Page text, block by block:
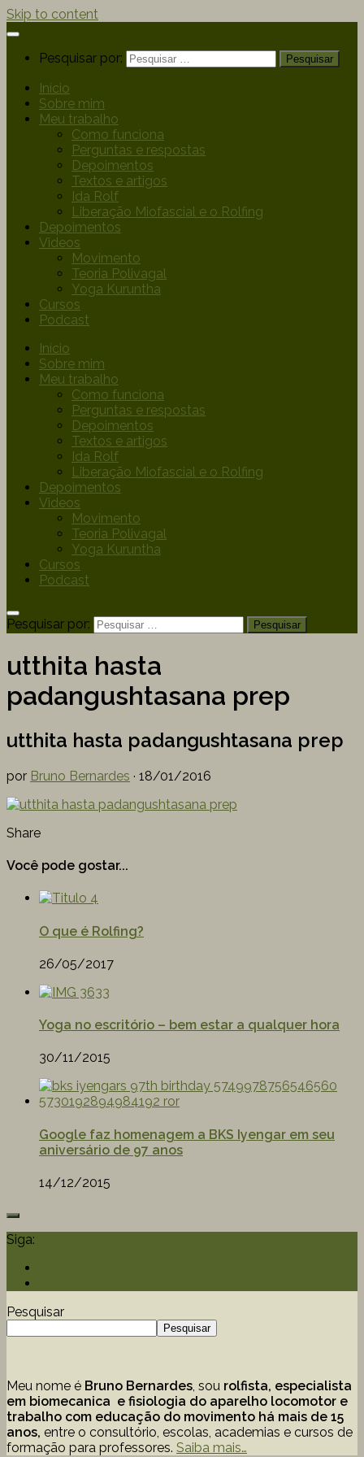
Skip to content
Pesquisar por:
Início
Sobre mim
Meu trabalho
Como funciona
Perguntas e respostas
Depoimentos
Textos e artigos
Ida Rolf
Liberação Miofascial e o Rolfing
Depoimentos
Videos
Movimento
Teoria Polivagal
Yoga Kuruntha
Cursos
Podcast
Início
Sobre mim
Meu trabalho
Como funciona
Perguntas e respostas
Depoimentos
Textos e artigos
Ida Rolf
Liberação Miofascial e o Rolfing
Depoimentos
Videos
Movimento
Teoria Polivagal
Yoga Kuruntha
Cursos
Podcast
Pesquisar por:
utthita hasta
padangushtasana prep
utthita hasta padangushtasana prep
por Bruno Bernardes · 18/01/2016
Share
Você pode gostar...
O que é Rolfing?
26/05/2017
Yoga no escritório – bem estar a qualquer hora
30/11/2015
Google faz homenagem a BKS Iyengar em seu
aniversário de 97 anos
14/12/2015
Siga:
Pesquisar
Pesquisar
Meu nome é Bruno Bernardes, sou rolfista, especialista
em biomecanica e fisiologia do aparelho locomotor e
trabalho com educação do movimento há mais de 15
anos, entre o consultório, escolas, academias e cursos de
formação para professores. Saiba mais…